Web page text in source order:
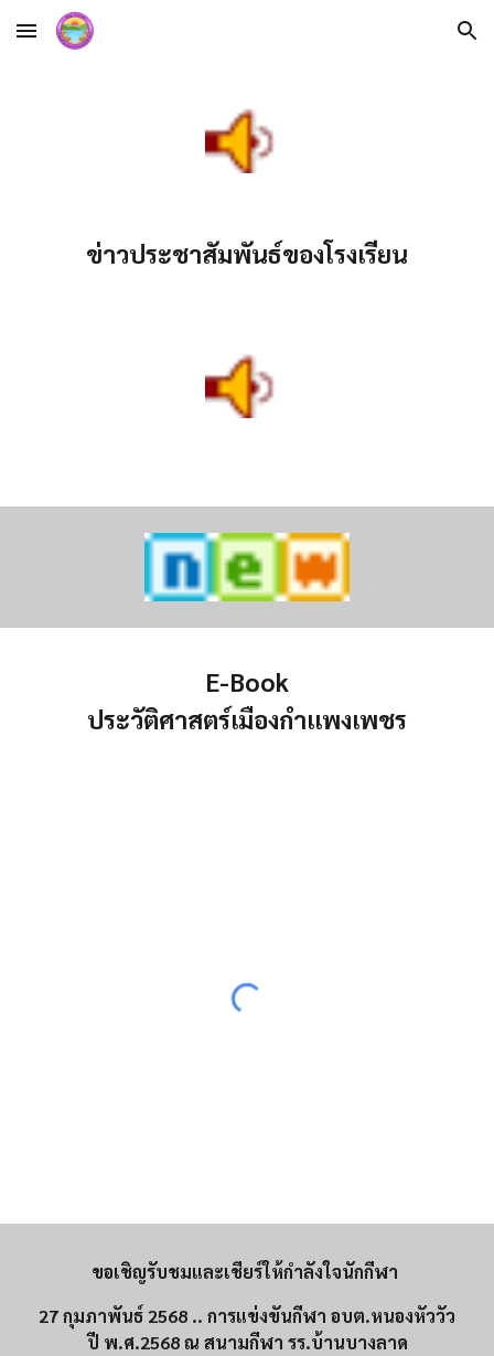
Skip to main content Skip to navigation
ข่าวประชาสัมพันธ์ของโรงเรียน
E-Book
ประวัติศาสตร์เมืองกำแพงเพชร
ขอเชิญรับชมและเชียร์ให้กำลังใจนักกีฬา
27 กุมภาพันธ์ 2568 .. การแข่งขันกีฬา อบต.หนองหัววัว
ปี พ.ศ.2568 ณ สนามกีฬา รร.บ้านบางลาด